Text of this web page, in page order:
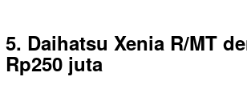
5. Daihatsu Xenia R/MT
Rp250 juta